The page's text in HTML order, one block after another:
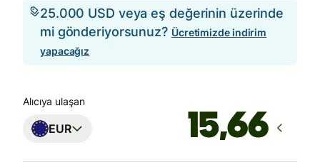
25.000 USD veya eş değerinin üzerinde
mi gönderiyorsunuz? Ücretimizde indirim
yapacağız
Alıcıya ulaşan
EUR